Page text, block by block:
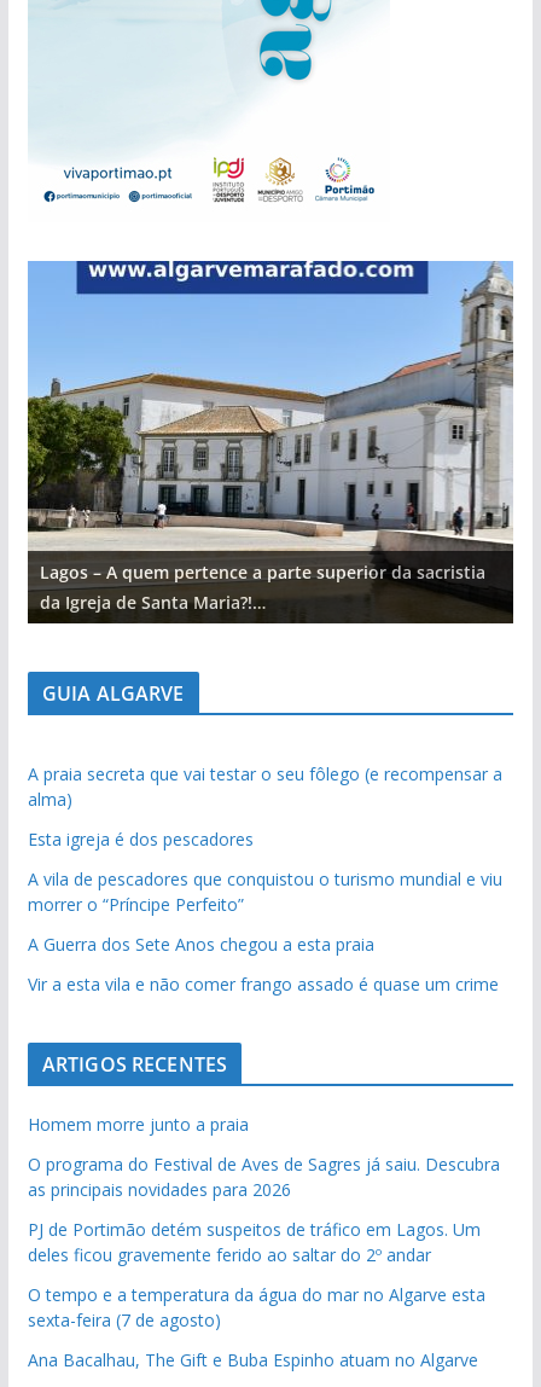
Lagos – A quem pertence a parte superior da sacristia
da Igreja de Santa Maria?!…
GUIA ALGARVE
A praia secreta que vai testar o seu fôlego (e recompensar a
alma)
Esta igreja é dos pescadores
A vila de pescadores que conquistou o turismo mundial e viu
morrer o “Príncipe Perfeito”
A Guerra dos Sete Anos chegou a esta praia
Vir a esta vila e não comer frango assado é quase um crime
ARTIGOS RECENTES
Homem morre junto a praia
O programa do Festival de Aves de Sagres já saiu. Descubra
as principais novidades para 2026
PJ de Portimão detém suspeitos de tráfico em Lagos. Um
deles ficou gravemente ferido ao saltar do 2º andar
O tempo e a temperatura da água do mar no Algarve esta
sexta-feira (7 de agosto)
Ana Bacalhau, The Gift e Buba Espinho atuam no Algarve